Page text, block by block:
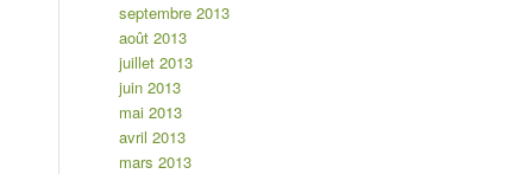
septembre 2013
août 2013
juillet 2013
juin 2013
mai 2013
avril 2013
mars 2013